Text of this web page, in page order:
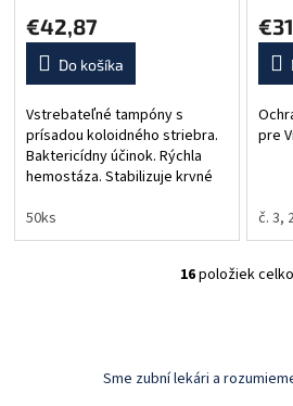
€42,87
Do košíka
Vstrebateľné tampóny s
prísadou koloidného striebra.
Baktericídny účinok. Rýchla
hemostáza. Stabilizuje krvné
depotný efekt.
50ks
pre
č. 3,
O
a
16položiek
Sme zubní lekári a